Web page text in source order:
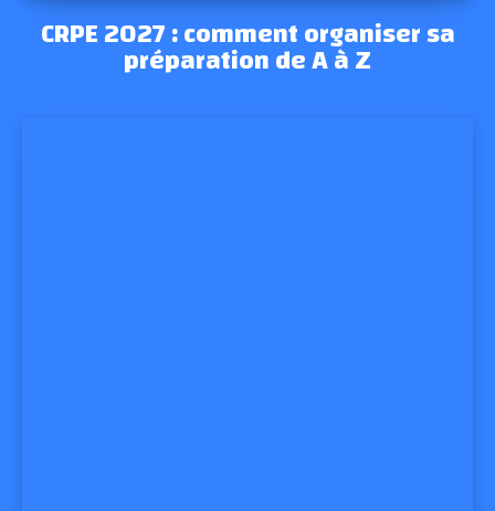
CRPE 2027 : comment organiser sa
préparation de A à Z